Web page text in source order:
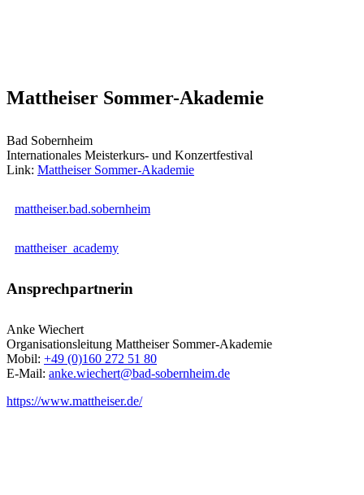
Mattheiser Sommer-Akademie
Bad Sobernheim
Internationales Meisterkurs- und Konzertfestival
Link: Mattheiser Sommer-Akademie
mattheiser.bad.sobernheim
mattheiser_academy
Ansprechpartnerin
Anke Wiechert
Organisationsleitung Mattheiser Sommer-Akademie
Mobil: +49 (0)160 272 51 80
E-Mail: anke.wiechert@bad-sobernheim.de
https://www.mattheiser.de/